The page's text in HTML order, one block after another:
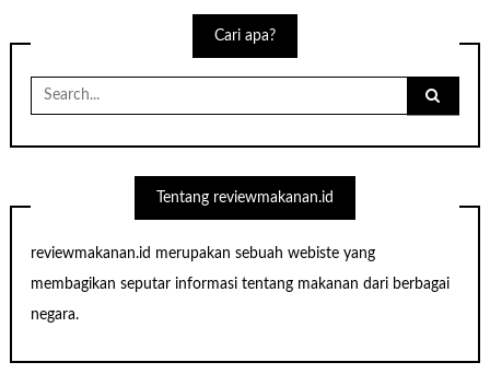
Cari apa?
Search
for:
Tentang reviewmakanan.id
reviewmakanan.id merupakan sebuah webiste yang
membagikan seputar informasi tentang makanan dari berbagai
negara.